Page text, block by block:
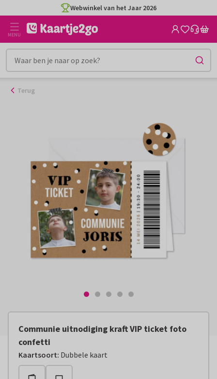
naar
inhoud
Webwinkel van het Jaar 2026
MENU
Terug
Communie uitnodiging kraft VIP ticket foto
confetti
Kaartsoort: Dubbele kaart